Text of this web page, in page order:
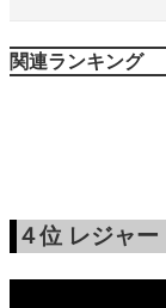
関連ランキング
４位 レジャ